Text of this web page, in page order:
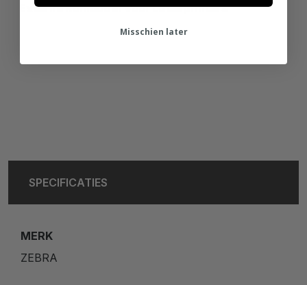
Externe Rolhouder voor Labelprinters
SPECIFICATIES
MERK
ZEBRA
Misschien later